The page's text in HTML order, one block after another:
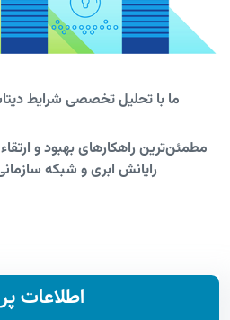
ما با تحلیل تخصصی شرایط
مطمئن‌ترین راهکارهای بهبود و
رایانش ابری و شبکه
اطلاعات